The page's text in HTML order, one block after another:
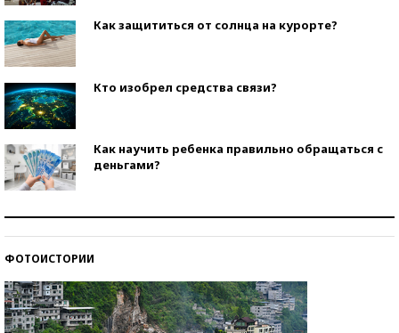
Как защититься от солнца на курорте?
Кто изобрел средства связи?
Как научить ребенка правильно обращаться с
деньгами?
ФОТОИСТОРИИ